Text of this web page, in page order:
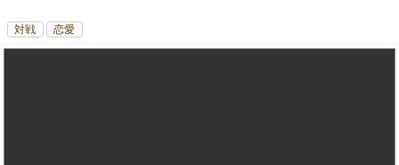
対戦 恋愛